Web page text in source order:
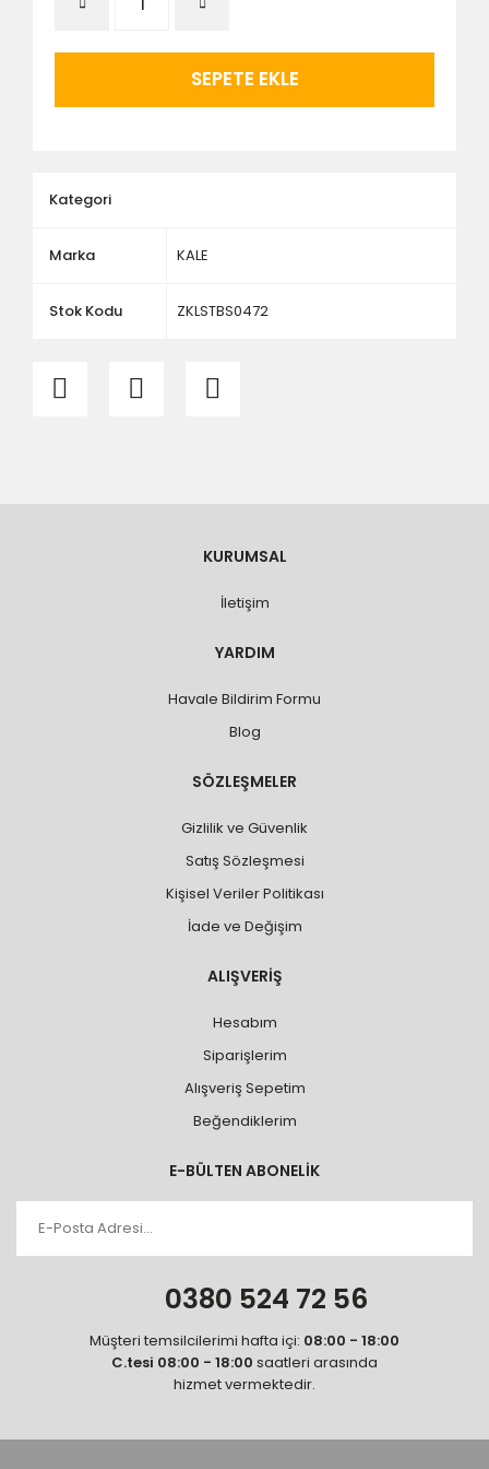
SEPETE EKLE
Kategori
Marka KALE
Stok Kodu ZKLSTBS0472
KURUMSAL
İletişim
YARDIM
Havale Bildirim Formu
Blog
SÖZLEŞMELER
Gizlilik ve Güvenlik
Satış Sözleşmesi
Kişisel Veriler Politikası
İade ve Değişim
ALIŞVERİŞ
Hesabım
Siparişlerim
Alışveriş Sepetim
Beğendiklerim
E-BÜLTEN ABONELİK
0380 524 72 56
Müşteri temsilcilerimi hafta içi: 08:00 - 18:00
C.tesi 08:00 - 18:00 saatleri arasında
hizmet vermektedir.